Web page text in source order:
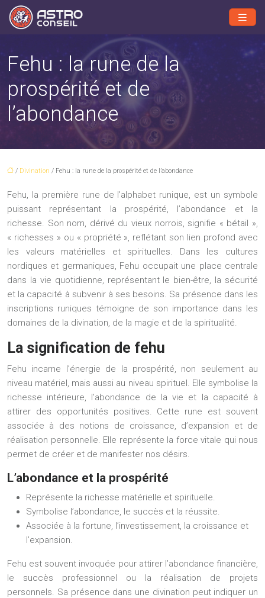
Fehu : la rune de la
prospérité et de
l’abondance
/ Divination / Fehu : la rune de la prospérité et de l’abondance
Fehu, la première rune de l’alphabet runique, est un symbole
puissant représentant la prospérité, l’abondance et la
richesse. Son nom, dérivé du vieux norrois, signifie « bétail »,
« richesses » ou « propriété », reflétant son lien profond avec
les valeurs matérielles et spirituelles. Dans les cultures
nordiques et germaniques, Fehu occupait une place centrale
dans la vie quotidienne, représentant le bien-être, la sécurité
et la capacité à subvenir à ses besoins. Sa présence dans les
inscriptions runiques témoigne de son importance dans les
domaines de la divination, de la magie et de la spiritualité.
La signification de fehu
Fehu incarne l’énergie de la prospérité, non seulement au
niveau matériel, mais aussi au niveau spirituel. Elle symbolise la
richesse intérieure, l’abondance de la vie et la capacité à
attirer des opportunités positives. Cette rune est souvent
associée à des notions de croissance, d’expansion et de
réalisation personnelle. Elle représente la force vitale qui nous
permet de créer et de manifester nos désirs.
L’abondance et la prospérité
Représente la richesse matérielle et spirituelle.
Symbolise l’abondance, le succès et la réussite.
Associée à la fortune, l’investissement, la croissance et
l’expansion.
Fehu est souvent invoquée pour attirer l’abondance financière,
le succès professionnel ou la réalisation de projets
personnels. Sa présence dans une divination peut indiquer un